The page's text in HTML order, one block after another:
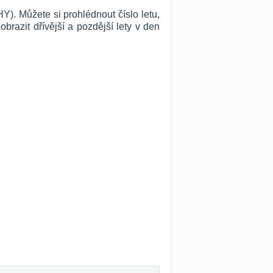
Můžete si prohlédnout číslo letu,
dřívější a pozdější lety v den